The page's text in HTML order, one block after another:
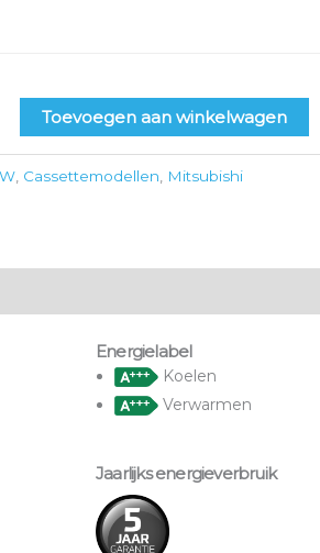
Toevoegen aan winkelwagen
Cassettemodellen Mitsubishi
Energielabel
Koelen
Verwarmen
Jaarlijks energieverbruik